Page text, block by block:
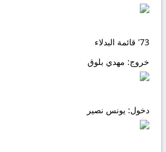
73' قائمة البدلاء
خروج: مهدي بلوق
دخول: يونس نصير